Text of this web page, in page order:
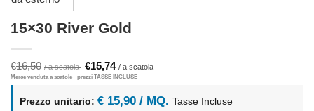
15×30 River Gold
€16,50
Il
prezzo
era:
€16,50.
€15,74
Il
è:
€15,74.
Prezzo unitario: € 15,90 / MQ. Tasse Incluse